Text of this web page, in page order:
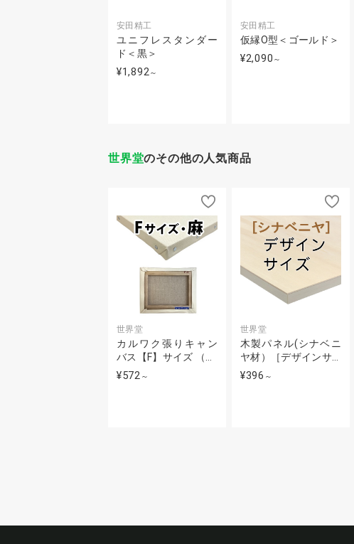
安田精工
ユニフレスタンダー
ド＜黒＞
¥1,892～
安田精工
仮縁O型＜ゴールド＞
¥2,090 ～
世界堂のその他の人気商品
世界堂
カルワク張りキャン
バス【F】サイズ （…
¥572 ～
世界堂
木製パネル(シナベニ
ヤ材）［デザインサ…
¥396 ～